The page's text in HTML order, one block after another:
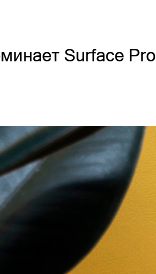
Surface Pro